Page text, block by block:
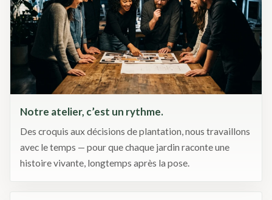
Notre atelier, c’est un rythme.
Des croquis aux décisions de plantation, nous travaillons
avec le temps — pour que chaque jardin raconte une
histoire vivante, longtemps après la pose.